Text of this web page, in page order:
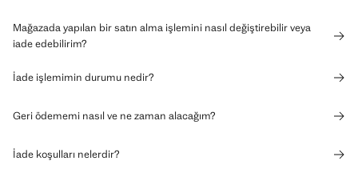
Mağazada yapılan bir satın alma işlemini nasıl değiştirebilir veya
iade edebilirim?
İade işlemimin durumu nedir?
Geri ödememi nasıl ve ne zaman alacağım?
İade koşulları nelerdir?